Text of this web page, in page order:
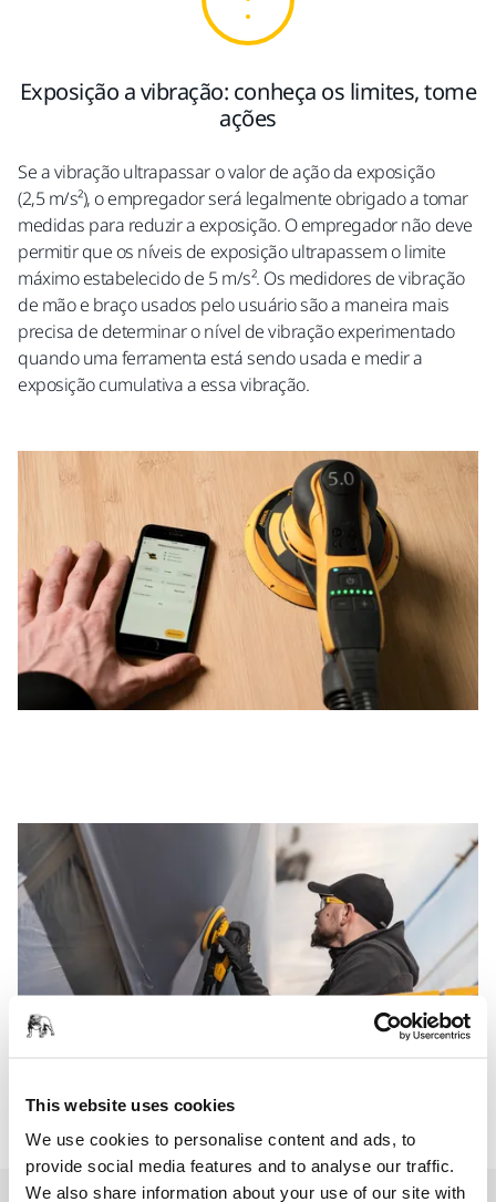
This website uses cookies
We use cookies to personalise content and ads, to
provide social media features and to analyse our traffic.
We also share information about your use of our site with
Exposição a vibração: conheça os limites, tome
ações
Se a vibração ultrapassar o valor de ação da exposição
(2,5 m/s²), o empregador será legalmente obrigado a tomar
medidas para reduzir a exposição. O empregador não deve
permitir que os níveis de exposição ultrapassem o limite
máximo estabelecido de 5 m/s². Os medidores de vibração
de mão e braço usados pelo usuário são a maneira mais
precisa de determinar o nível de vibração experimentado
quando uma ferramenta está sendo usada e medir a
exposição cumulativa a essa vibração.